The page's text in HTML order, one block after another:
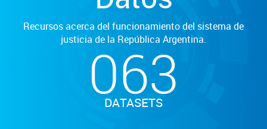
Recursos acerca del funcionamiento del sistema de
justicia de la República Argentina.
063
DATASETS